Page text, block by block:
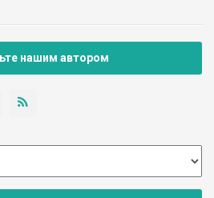
нашим автором